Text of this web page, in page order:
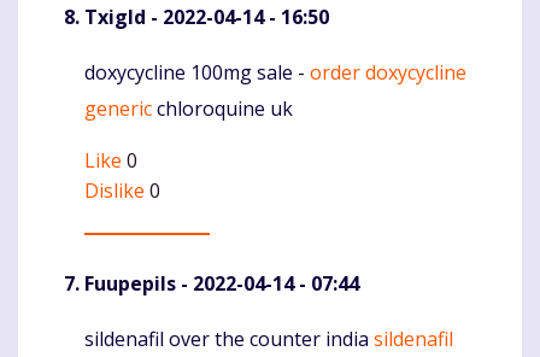
Txigld - 2022-04-14 - 16:50
Komentaras
doxycycline 100mg sale - order doxycycline
genericchloroquine uk
Like 0
Dislike 0
Fuupepils - 2022-04-14 - 07:44
Komentaras
sildenafil over the counter india sildenafil